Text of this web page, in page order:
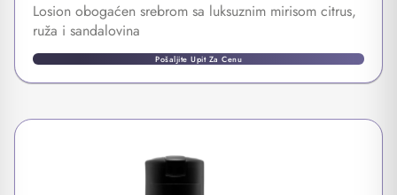
Losion obogaćen srebrom sa luksuznim mirisom citrus,
ruža i sandalovina
Pošaljite Upit Za Cenu